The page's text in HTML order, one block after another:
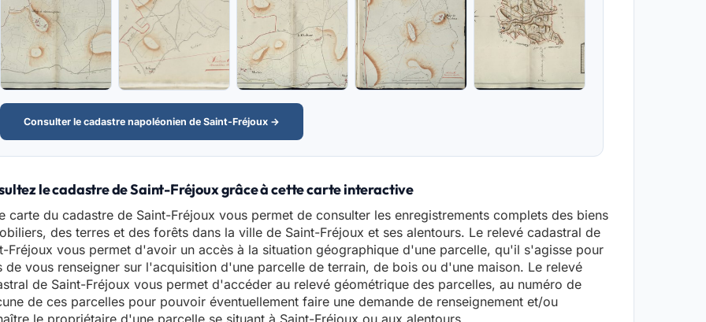
Consulter le cadastre napoléonien de Saint-Fréjoux →
le cadastre de Saint-Fréjoux grâce à cette carte interactive
carte du cadastre de Saint-Fréjoux vous permet de consulter les enregistrements complets des biens
des terres et des forêts dans la ville de Saint-Fréjoux et ses alentours. Le relevé cadastral de
Fréjoux vous permet d'avoir un accès à la situation géographique d'une parcelle, qu'il s'agisse pour
de vous renseigner sur l'acquisition d'une parcelle de terrain, de bois ou d'une maison. Le relevé
de Saint-Fréjoux vous permet d'accéder au relevé géométrique des parcelles, au numéro de
de ces parcelles pour pouvoir éventuellement faire une demande de renseignement et/ou